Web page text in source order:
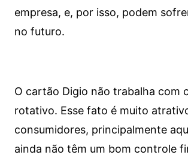
empresa, e, por isso, podem
no futuro.
O cartão Digio não trabalha com
rotativo. Esse fato é muito
consumidores, principalmente
ainda não têm um bom controle